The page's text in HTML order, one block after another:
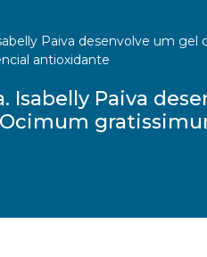
Paiva desenvolve um
antioxidante
Isabelly Paiva